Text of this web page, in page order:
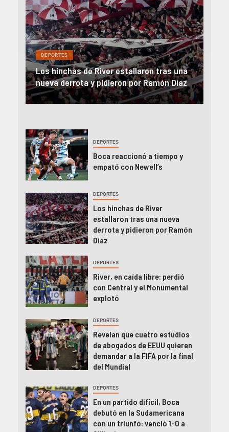
DEPORTES
River, en caída libre: perdió con Central y
el Monumental explotó
DEPORTES
Boca reaccionó a tiempo y
empató con Newell’s
DEPORTES
Los hinchas de River
estallaron tras una nueva
derrota y pidieron por Ramón
Díaz
DEPORTES
River, en caída libre: perdió
con Central y el Monumental
explotó
DEPORTES
Revelan que cuatro estudios
de abogados de EEUU quieren
demandar a la FIFA por la final
del Mundial
DEPORTES
En un partido difícil, Boca
debutó en la Sudamericana
con un triunfo: venció 1-0 a